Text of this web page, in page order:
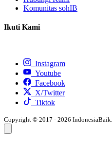
Komunitas sohIB
Ikuti Kami
Instagram
Youtube
Facebook
X/Twitter
Tiktok
Copyright © 2017 - 2026